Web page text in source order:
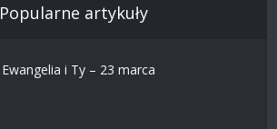
Popularne artykuły
Ewangelia i Ty – 23 marca